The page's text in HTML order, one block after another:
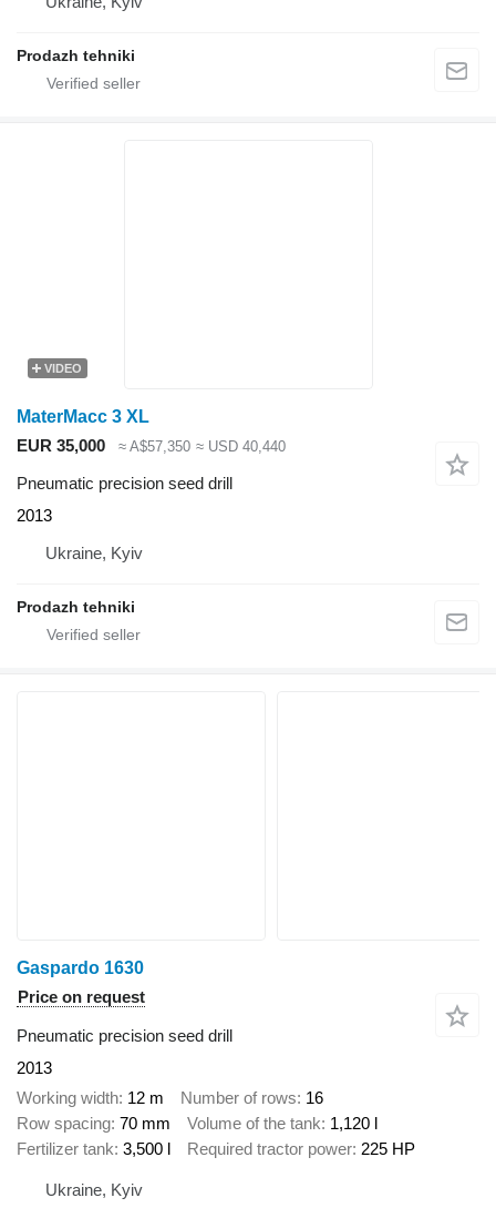
Prodazh tehniki
VIDEO
MaterMacc 3 XL
EUR 35,000
≈ A$57,350 ≈ USD 40,440
Pneumatic precision seed drill
2013
Ukraine, Kyiv
Prodazh tehniki
Gaspardo 1630
Price on request
Pneumatic precision seed drill
2013
Working width 12 m Number of rows 16
Row spacing 70 mm Volume of the tank 1,120 l
Fertilizer tank 3,500 l Required tractor power 225 HP
Ukraine, Kyiv